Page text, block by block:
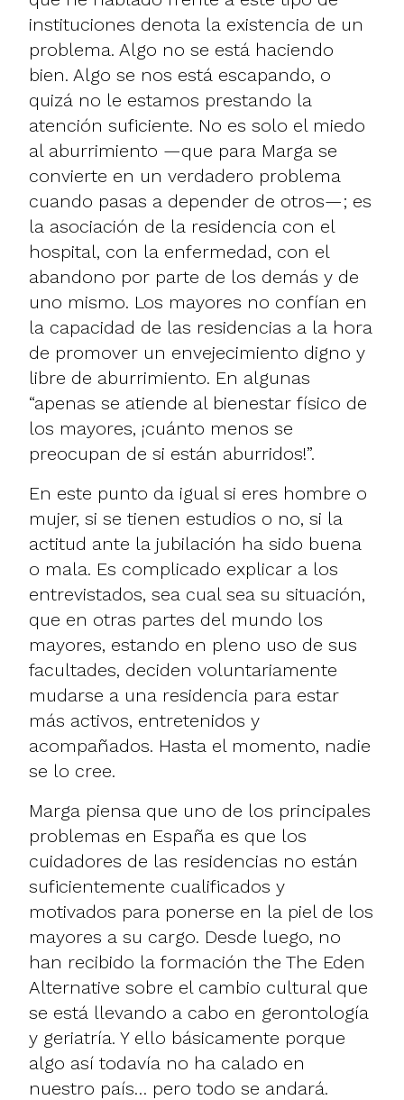
instituciones denota la existencia de un
problema. Algo no se está haciendo
bien. Algo se nos está escapando, o
quizá no le estamos prestando la
atención suficiente. No es solo el miedo
al aburrimiento —que para Marga se
convierte en un verdadero problema
cuando pasas a depender de otros—; es
la asociación de la residencia con el
hospital, con la enfermedad, con el
abandono por parte de los demás y de
uno mismo. Los mayores no confían en
la capacidad de las residencias a la hora
de promover un envejecimiento digno y
libre de aburrimiento. En algunas
“apenas se atiende al bienestar físico de
los mayores, ¡cuánto menos se
preocupan de si están aburridos!”.
En este punto da igual si eres hombre o
mujer, si se tienen estudios o no, si la
actitud ante la jubilación ha sido buena
o mala. Es complicado explicar a los
entrevistados, sea cual sea su situación,
que en otras partes del mundo los
mayores, estando en pleno uso de sus
facultades, deciden voluntariamente
mudarse a una residencia para estar
más activos, entretenidos y
acompañados. Hasta el momento, nadie
se lo cree.
Marga piensa que uno de los principales
problemas en España es que los
cuidadores de las residencias no están
suficientemente cualificados y
motivados para ponerse en la piel de los
mayores a su cargo. Desde luego, no
han recibido la formación the The Eden
Alternative sobre el cambio cultural que
se está llevando a cabo en gerontología
y geriatría. Y ello básicamente porque
algo así todavía no ha calado en
nuestro país… pero todo se andará.